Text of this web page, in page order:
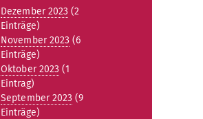
Dezember 2023 (2
Einträge)
November 2023 (6
Einträge)
Oktober 2023 (1
Eintrag)
September 2023 (9
Einträge)